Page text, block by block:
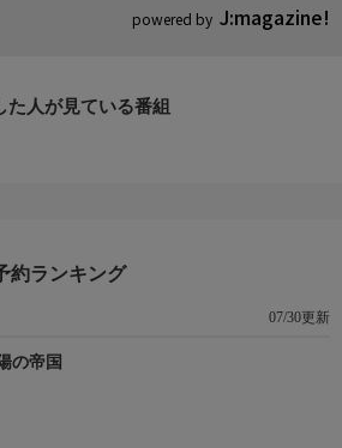
powered by J:magazine!
た人が見ている番組
約ランキング
07/30更新
の帝国